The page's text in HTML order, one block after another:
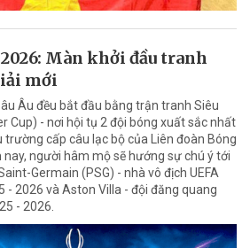
2026: Màn khởi đầu tranh
mới
Âu đều bắt đầu bằng trận tranh Siêu
Cup) - nơi hội tụ 2 đội bóng xuất sắc nhất
cấp câu lạc bộ của Liên đoàn Bóng
nay, người hâm mộ sẽ hướng sự chú ý tới
Germain (PSG) - nhà vô địch UEFA
- 2026 và Aston Villa - đội đăng quang
- 2026.